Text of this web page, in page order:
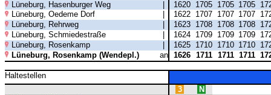
Lüneburg, Hasenburger Weg
| 1620 1705 1705 1705
Lüneburg, Oedeme Dorf
1622 1707 1707 1707
Lüneburg, Rehrweg
1623 1708 1708 1708
Lüneburg, Schmiedestraße
1624 1709 1709 1709
Lüneburg, Rosenkamp
1625 1710 1710 1710
Lüneburg, Rosenkamp (Wendepl.)
an 1626 1711 1711 1711
Haltestellen
3
N